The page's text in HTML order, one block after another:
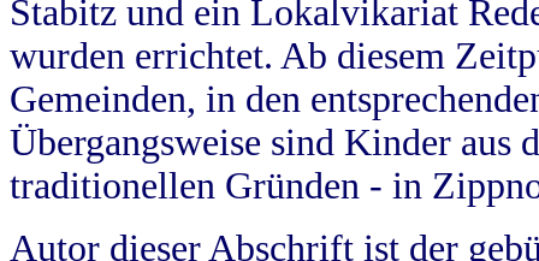
Stabitz und ein Lokalvikariat
wurden errichtet. Ab diesem
Gemeinden, in den
Übergangsweise sind Kinder aus
traditionellen Gründen - in
Autor dieser Abschrift ist der